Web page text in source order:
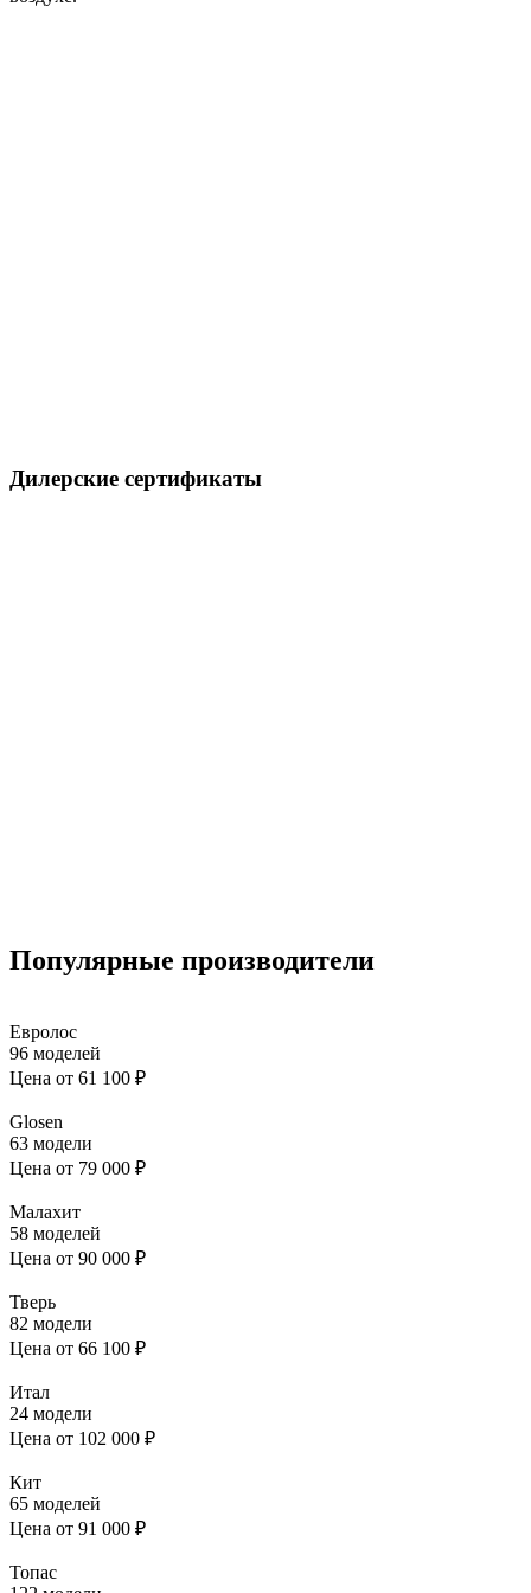
Дилерские сертификаты
Популярные производители
Евролос
96 моделей
Цена от 61 100 ₽
Glosen
63 модели
Цена от 79 000 ₽
Малахит
58 моделей
Цена от 90 000 ₽
Тверь
82 модели
Цена от 66 100 ₽
Итал
24 модели
Цена от 102 000 ₽
Кит
65 моделей
Цена от 91 000 ₽
Топас